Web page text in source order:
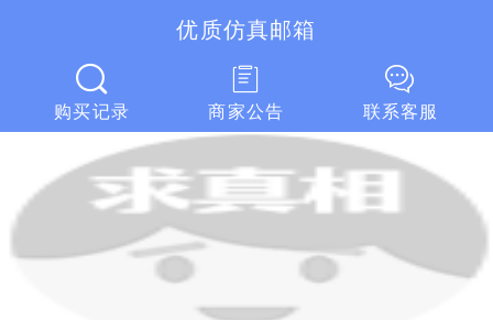
优质仿真邮箱
购买记录 商家公告 联系客服